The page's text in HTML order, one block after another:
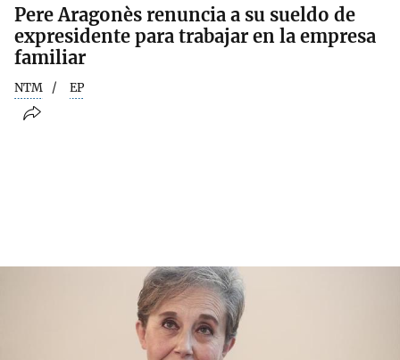
Pere Aragonès renuncia a su sueldo de
expresidente para trabajar en la empresa
familiar
NTM EP